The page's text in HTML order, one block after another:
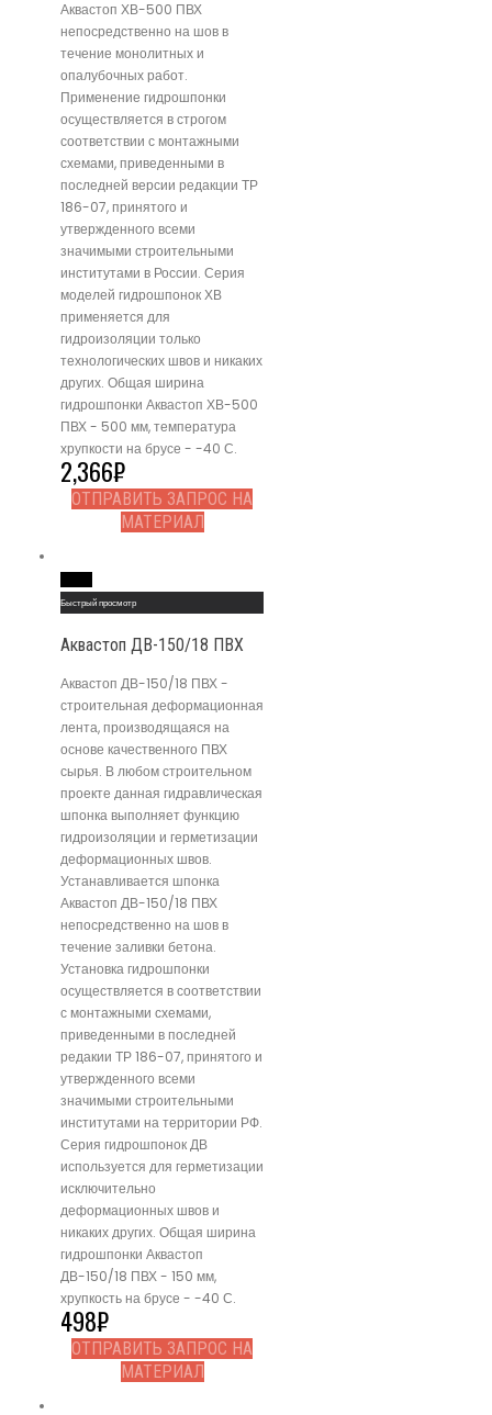
Аквастоп ХВ-500 ПВХ
непосредственно на шов в
течение монолитных и
опалубочных работ.
Применение гидрошпонки
осуществляется в строгом
соответствии с монтажными
схемами, приведенными в
последней версии редакции ТР
186-07, принятого и
утвержденного всеми
значимыми строительными
институтами в России. Серия
моделей гидрошпонок ХВ
применяется для
гидроизоляции только
технологических швов и никаких
других. Общая ширина
гидрошпонки Аквастоп ХВ-500
ПВХ - 500 мм, температура
хрупкости на брусе - -40 С.
2,366₽
ОТПРАВИТЬ ЗАПРОС НА
МАТЕРИАЛ
Быстрый просмотр
Аквастоп ДВ-150/18 ПВХ
Аквастоп ДВ-150/18 ПВХ -
строительная деформационная
лента, производящаяся на
основе качественного ПВХ
сырья. В любом строительном
проекте данная гидравлическая
шпонка выполняет функцию
гидроизоляции и герметизации
деформационных швов.
Устанавливается шпонка
Аквастоп ДВ-150/18 ПВХ
непосредственно на шов в
течение заливки бетона.
Установка гидрошпонки
осуществляется в соответствии
с монтажными схемами,
приведенными в последней
редакии ТР 186-07, принятого и
утвержденного всеми
значимыми строительными
институтами на территории РФ.
Серия гидрошпонок ДВ
используется для герметизации
исключительно
деформационных швов и
никаких других. Общая ширина
гидрошпонки Аквастоп
ДВ-150/18 ПВХ - 150 мм,
хрупкость на брусе - -40 С.
498₽
ОТПРАВИТЬ ЗАПРОС НА
МАТЕРИАЛ